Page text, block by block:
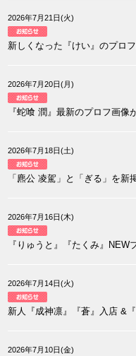
2026年7月21日(火)
新しくなった『けい』のプロ
2026年7月20日(月)
『蛇喰 潤』最新のプロフ画
2026年7月18日(土)
「麃公 凌駕」と「ぎる」を
2026年7月16日(木)
『りゅうと』『たくみ』
2026年7月14日(火)
新人『成神凛』『蒼』入店 &
2026年7月10日(金)